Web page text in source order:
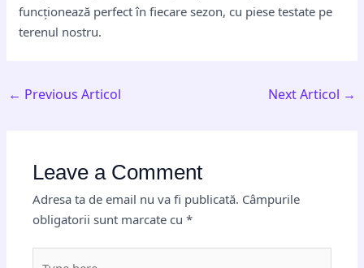
funcționează perfect în fiecare sezon, cu piese testate pe
terenul nostru.
← Previous Articol Next Articol →
Leave a Comment
Adresa ta de email nu va fi publicată. Câmpurile
obligatorii sunt marcate cu*